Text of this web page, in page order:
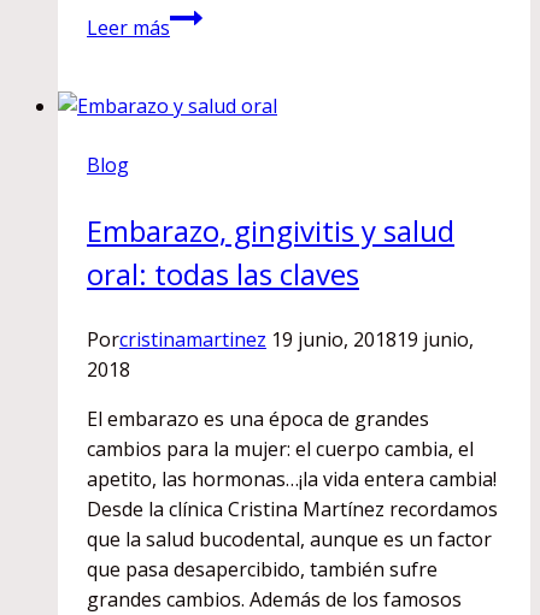
Leer másDe
la
de
si
practicas
deporte
Blog
Embarazo, gingivitis y salud
oral: todas las claves
Porcristinamartinez 19 junio, 201819 junio,
2018
El embarazo es una época de grandes
cambios para la mujer: el cuerpo cambia, el
apetito, las hormonas…¡la vida entera cambia!
Desde la clínica Cristina Martínez recordamos
que la salud bucodental, aunque es un factor
que pasa desapercibido, también sufre
grandes cambios. Además de los famosos